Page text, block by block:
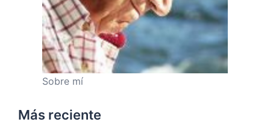
Sobre mí
Más reciente